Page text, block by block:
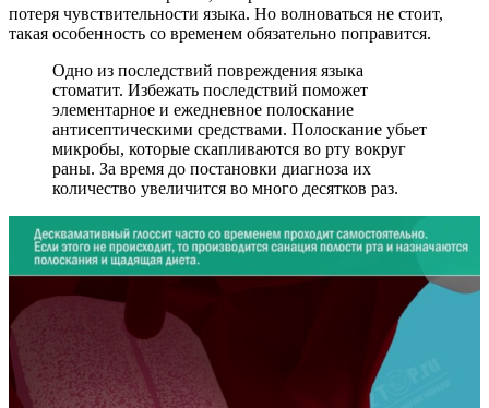
потеря чувствительности языка. Но волноваться не стоит,
такая особенность со временем обязательно поправится.
Одно из последствий повреждения языка
стоматит. Избежать последствий поможет
элементарное и ежедневное полоскание
антисептическими средствами. Полоскание убьет
микробы, которые скапливаются во рту вокруг
раны. За время до постановки диагноза их
количество увеличится во много десятков раз.